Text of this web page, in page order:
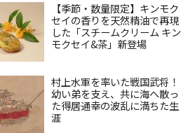
【季節・数量限定】キンモク
セイの香りを天然精油で再現
した「スチームクリーム キン
モクセイ&茶」新登場
村上水軍を率いた戦国武将！
幼い弟を支え、共に海へ散っ
た得居通幸の波乱に満ちた生
涯